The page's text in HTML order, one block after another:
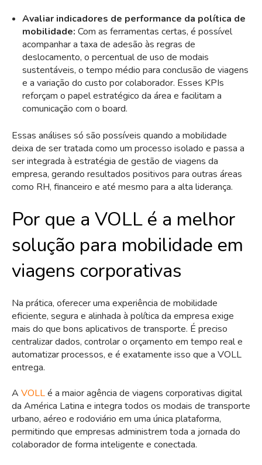
Avaliar indicadores de performance da política de
mobilidade: Com as ferramentas certas, é possível
acompanhar a taxa de adesão às regras de
deslocamento, o percentual de uso de modais
sustentáveis, o tempo médio para conclusão de viagens
e a variação do custo por colaborador. Esses KPIs
reforçam o papel estratégico da área e facilitam a
comunicação com o board.
Essas análises só são possíveis quando a mobilidade
deixa de ser tratada como um processo isolado e passa a
ser integrada à estratégia de gestão de viagens da
empresa, gerando resultados positivos para outras áreas
como RH, financeiro e até mesmo para a alta liderança.
Por que a VOLL é a melhor
solução para mobilidade em
viagens corporativas
Na prática, oferecer uma experiência de mobilidade
eficiente, segura e alinhada à política da empresa exige
mais do que bons aplicativos de transporte. É preciso
centralizar dados, controlar o orçamento em tempo real e
automatizar processos, e é exatamente isso que a VOLL
entrega.
A VOLLé a maior agência de viagens corporativas digital
da América Latina e integra todos os modais de transporte
urbano, aéreo e rodoviário em uma única plataforma,
permitindo que empresas administrem toda a jornada do
colaborador de forma inteligente e conectada.